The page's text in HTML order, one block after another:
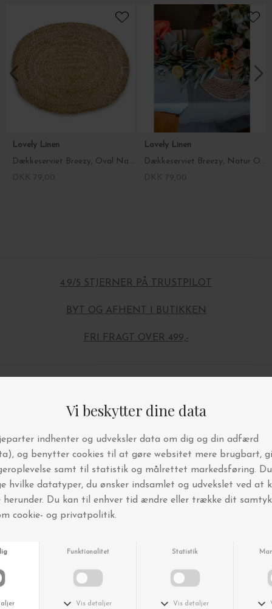
Lovely Linen
Dækkeserviet Breezy, Oval Naturlig Beige
Lovely Linen
Dækkeserviet Breezy, Natur OVAL (35x45 cm)
4.9/5 STJERNER PÅ TRUSTPILOT
BYT OG AFHENT I BUTIKKEN
FRI FRAGT OVER 499,-
Andre købte også